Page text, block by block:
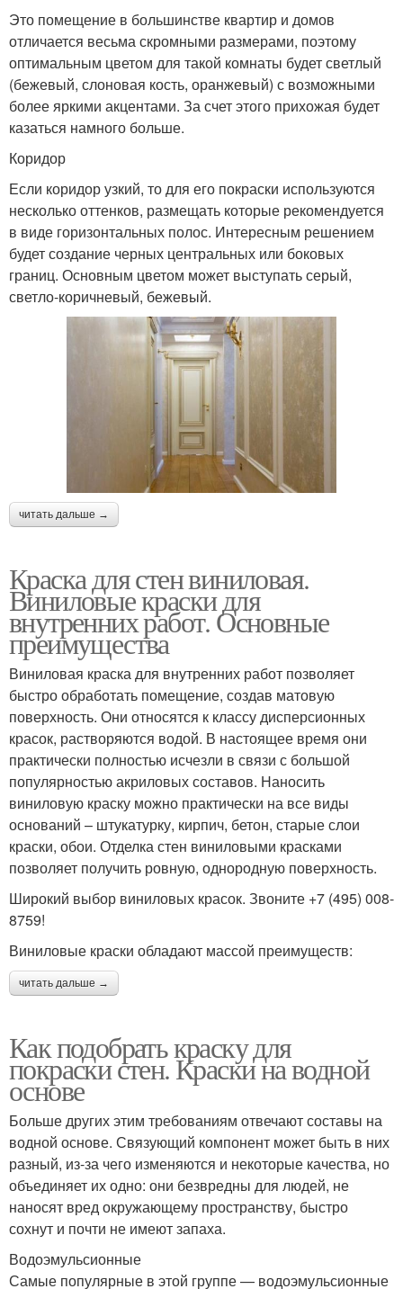
Это помещение в большинстве квартир и домов
отличается весьма скромными размерами, поэтому
оптимальным цветом для такой комнаты будет светлый
(бежевый, слоновая кость, оранжевый) с возможными
более яркими акцентами. За счет этого прихожая будет
казаться намного больше.
Коридор
Если коридор узкий, то для его покраски используются
несколько оттенков, размещать которые рекомендуется
в виде горизонтальных полос. Интересным решением
будет создание черных центральных или боковых
границ. Основным цветом может выступать серый,
светло-коричневый, бежевый.
читать дальше →
Краска для стен виниловая.
Виниловые краски для
внутренних работ. Основные
преимущества
Виниловая краска для внутренних работ позволяет
быстро обработать помещение, создав матовую
поверхность. Они относятся к классу дисперсионных
красок, растворяются водой. В настоящее время они
практически полностью исчезли в связи с большой
популярностью акриловых составов. Наносить
виниловую краску можно практически на все виды
оснований – штукатурку, кирпич, бетон, старые слои
краски, обои. Отделка стен виниловыми красками
позволяет получить ровную, однородную поверхность.
Широкий выбор виниловых красок. Звоните +7 (495) 008-
8759!
Виниловые краски обладают массой преимуществ:
читать дальше →
Как подобрать краску для
покраски стен. Краски на водной
основе
Больше других этим требованиям отвечают составы на
водной основе. Связующий компонент может быть в них
разный, из-за чего изменяются и некоторые качества, но
объединяет их одно: они безвредны для людей, не
наносят вред окружающему пространству, быстро
сохнут и почти не имеют запаха.
Водоэмульсионные
Самые популярные в этой группе — водоэмульсионные